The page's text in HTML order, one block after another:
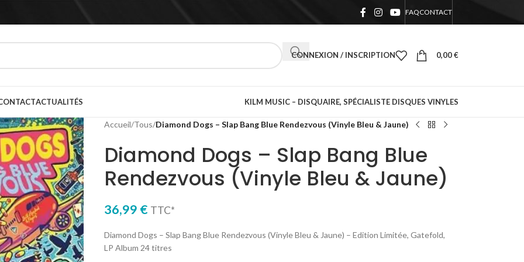
FAQCONTACT
CONNEXION / INSCRIPTION 0,00€
ACTUALITÉS KILM MUSIC – DISQUAIRE, SPÉCIALISTE DISQUES VINYLES
Accueil/Tous/Diamond Dogs – Slap Bang Blue Rendezvous (Vinyle Bleu & Jaune)
Diamond Dogs – Slap Bang Blue
Rendezvous (Vinyle Bleu & Jaune)
36,99 € TTC*
Diamond Dogs – Slap Bang Blue Rendezvous (Vinyle Bleu & Jaune) – Edition Limitée, Gatefold,
LP Album 24 titres